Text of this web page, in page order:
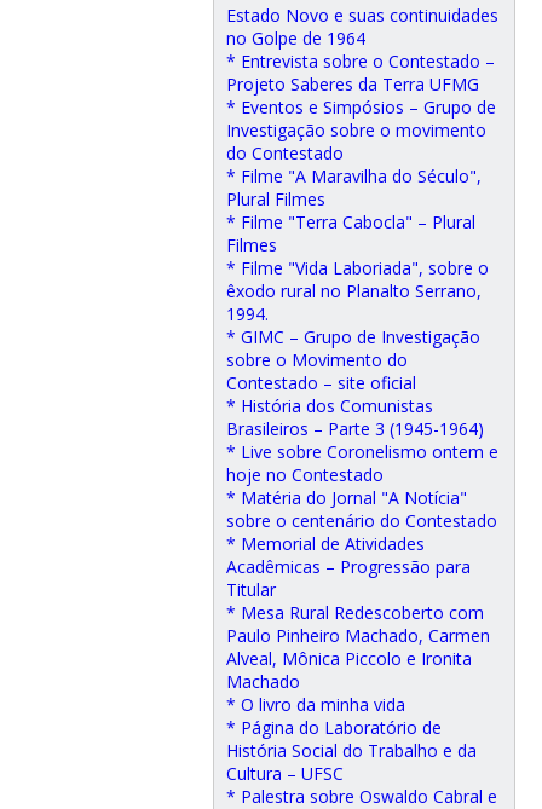
Estado Novo e suas continuidades
no Golpe de 1964
* Entrevista sobre o Contestado –
Projeto Saberes da Terra UFMG
* Eventos e Simpósios – Grupo de
Investigação sobre o movimento
do Contestado
* Filme "A Maravilha do Século",
Plural Filmes
* Filme "Terra Cabocla" – Plural
Filmes
* Filme "Vida Laboriada", sobre o
êxodo rural no Planalto Serrano,
1994.
* GIMC – Grupo de Investigação
sobre o Movimento do
Contestado – site oficial
* História dos Comunistas
Brasileiros – Parte 3 (1945-1964)
* Live sobre Coronelismo ontem e
hoje no Contestado
* Matéria do Jornal "A Notícia"
sobre o centenário do Contestado
* Memorial de Atividades
Acadêmicas – Progressão para
Titular
* Mesa Rural Redescoberto com
Paulo Pinheiro Machado, Carmen
Alveal, Mônica Piccolo e Ironita
Machado
* O livro da minha vida
* Página do Laboratório de
História Social do Trabalho e da
Cultura – UFSC
* Palestra sobre Oswaldo Cabral e